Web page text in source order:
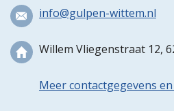
info@gulpen-wittem.nl
Willem Vliegenstraat 12,
Meer contactgegevens